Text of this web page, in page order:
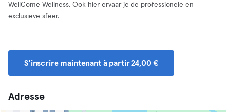
WellCome Wellness. Ook hier ervaar je de professionele en
exclusieve sfeer.
S'inscrire maintenant à partir 24,00 €
Adresse